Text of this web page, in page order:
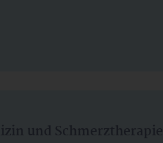
und Schmerztherapie